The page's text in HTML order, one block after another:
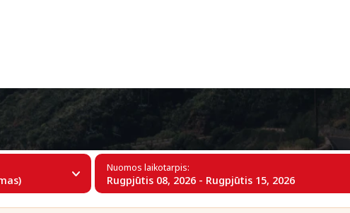
Nuomos laikotarpis:
Rugpjūtis 08, 2026 - Rugpjūtis 15, 2026